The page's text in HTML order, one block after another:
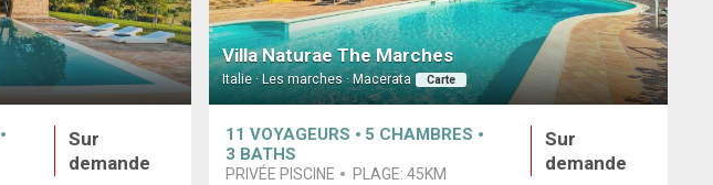
Sur
demande
Villa Naturae The Marches
Italie · Les marches · Macerata Carte
11 VOYAGEURS 5 CHAMBRES
3 BATHS
PRIVÉE PISCINE PLAGE: 45KM
Sur
demande